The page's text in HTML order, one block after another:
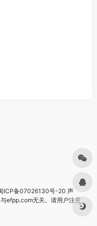
ICP备07026130号-20 声
efpp.com无关。请用户注意